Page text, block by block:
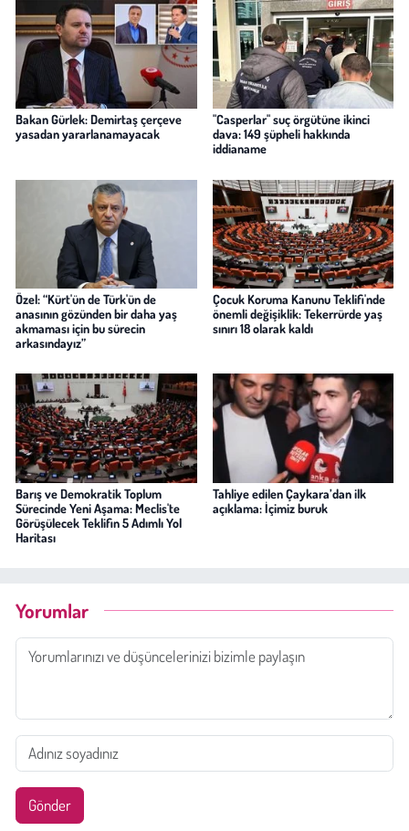
Bakan Gürlek: Demirtaş çerçeve
yasadan yararlanamayacak
"Casperlar" suç örgütüne ikinci
dava: 149 şüpheli hakkında
iddianame
Özel: “Kürt'ün de Türk'ün de
anasının gözünden bir daha yaş
akmaması için bu sürecin
arkasındayız”
Çocuk Koruma Kanunu Teklifi'nde
önemli değişiklik: Tekerrürde yaş
sınırı 18 olarak kaldı
Barış ve Demokratik Toplum
Sürecinde Yeni Aşama: Meclis'te
Görüşülecek Teklifin 5 Adımlı Yol
Haritası
Tahliye edilen Çaykara’dan ilk
açıklama: İçimiz buruk
Yorumlar
Gönder